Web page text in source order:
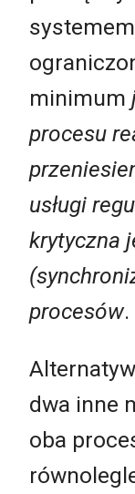
minimum
procesu
usługi
krytyczna
procesów.
dwa inne
oba